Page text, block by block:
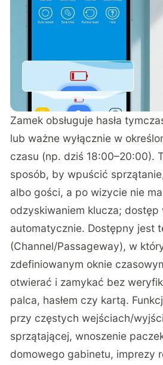
Zamek obsługuje hasła
lub ważne wyłącznie w
czasu (np. dziś 18:00–20:00).
sposób, by wpuścić
albo gości, a po wizycie nie
odzyskiwaniem klucza; dostęp
automatycznie. Dostępny jest
(Channel/Passageway), w
zdefiniowanym oknie
otwierać i zamykać bez
palca, hasłem czy kartą.
przy częstych wejściach/
sprzątającej, wnoszenie
domowego gabinetu, imprezy